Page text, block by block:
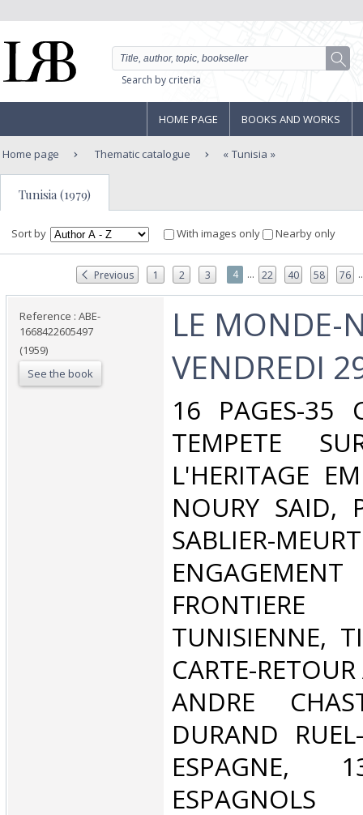
Search by criteria
HOME PAGE BOOKS AND WORKS
Home page Thematic catalogue Tunisia
Tunisia (1979)
Sort by With images only Nearby only
Previous 1 2 3 4 ... 22 40 58 76
Reference : ABE-
1668422605497
(1959)
See the book
‎LE MONDE-
VENDREDI
‎16 PAGES-
TEMPETE
L'HERITAGE
NOURY SAID,
SABLIER-
TUNISIENNE,
CARTE-
ANDRE
DURAND
ESPAGNE,